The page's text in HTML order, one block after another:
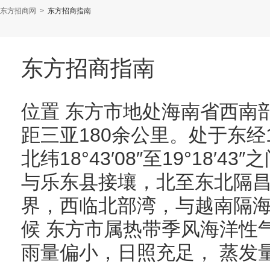
东方招商网 > 东方招商指南
东方招商指南
位置 东方市地处海南省西南
距三亚180余公里。处于东经
北纬18°43′08″至19°18′43″
与乐东县接壤，北至东北隔
界，西临北部湾，与越南隔
候 东方市属热带季风海洋性
雨量偏小，日照充足， 蒸